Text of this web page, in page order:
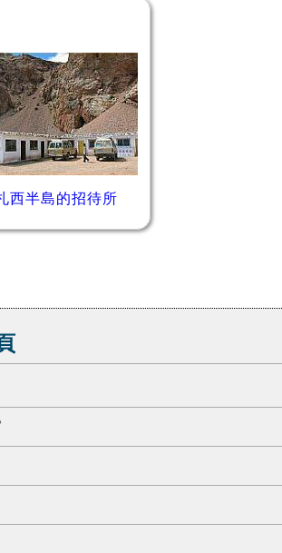
西半島的招待所